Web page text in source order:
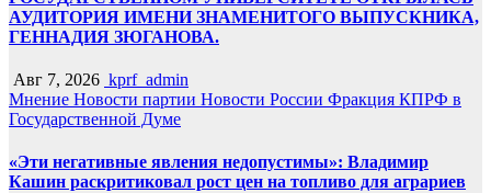
АУДИТОРИЯ ИМЕНИ ЗНАМЕНИТОГО ВЫПУСКНИКА,
ГЕННАДИЯ ЗЮГАНОВА.
Авг 7, 2026 kprf_admin
Мнение Новости партии Новости России Фракция КПРФ в
Государственной Думе
«Эти негативные явления недопустимы»: Владимир
Кашин раскритиковал рост цен на топливо для аграриев